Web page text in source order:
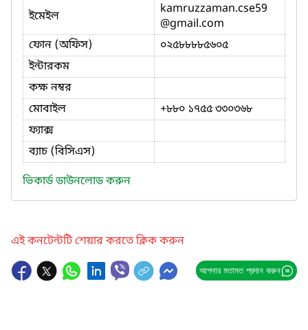
ইমেইল
kamruzzaman.cse59
@gmail.com
ফোন (অফিস)
০২৫৮৮৮৮৫৬০৫
ইন্টারকম
কক্ষ নম্বর
মোবাইল
+৮৮০ ১৭৫৫ ৩৩০৩৬৮
ফ্যাক্স
ব্যাচ (বিসিএস)
ভিকার্ড ডাউনলোড করুন
এই কনটেন্টটি শেয়ার করতে ক্লিক করুন
আপনার মতামত প্রদান করুন